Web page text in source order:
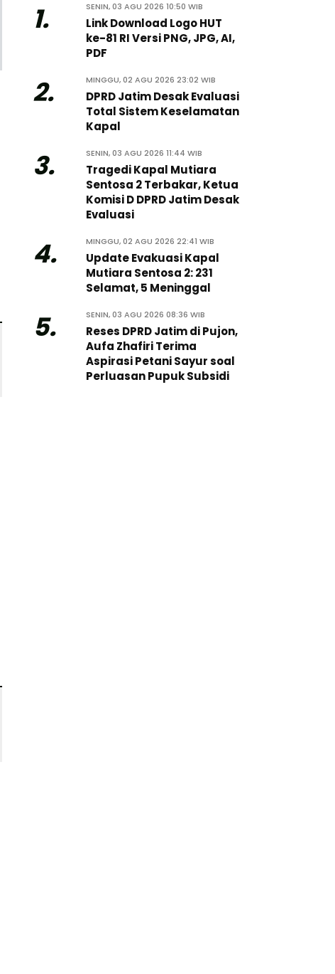
1. SENIN, 03 AGU 2026 10:50 WIB
Link Download Logo HUT
ke-81 RI Versi PNG, JPG, AI,
PDF
2. MINGGU, 02 AGU 2026 23:02 WIB
DPRD Jatim Desak Evaluasi
Total Sistem Keselamatan
Kapal
3. SENIN, 03 AGU 2026 11:44 WIB
Tragedi Kapal Mutiara
Sentosa 2 Terbakar, Ketua
Komisi D DPRD Jatim Desak
Evaluasi
4. MINGGU, 02 AGU 2026 22:41 WIB
Update Evakuasi Kapal
Mutiara Sentosa 2: 231
Selamat, 5 Meninggal
5. SENIN, 03 AGU 2026 08:36 WIB
Reses DPRD Jatim di Pujon,
Aufa Zhafiri Terima
Aspirasi Petani Sayur soal
Perluasan Pupuk Subsidi